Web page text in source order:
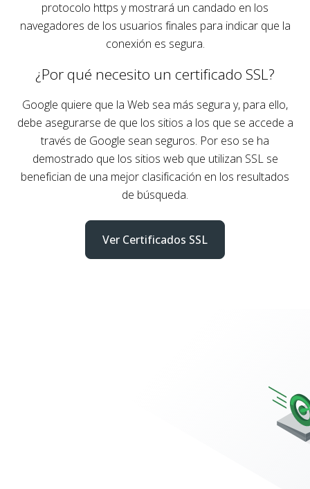
protocolo https y mostrará un candado en los
navegadores de los usuarios finales para indicar que la
conexión es segura.
¿Por qué necesito un certificado SSL?
Google quiere que la Web sea más segura y, para ello,
debe asegurarse de que los sitios a los que se accede a
través de Google sean seguros. Por eso se ha
demostrado que los sitios web que utilizan SSL se
benefician de una mejor clasificación en los resultados
de búsqueda.
Ver Certificados SSL